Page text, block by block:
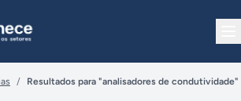
/ Resultados para "analisadores de condutividade"